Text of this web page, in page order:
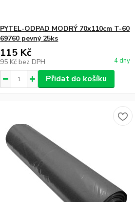
PYTEL-ODPAD MODRÝ 70x110cm T-60
69760 pevný 25ks
115 Kč
95 Kč bez DPH 4 dny
Přidat do košíku